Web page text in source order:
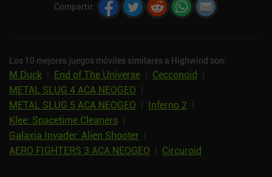
Compartir:
Los 10 mejores juegos móviles similares a Highwind son:
M.Duck End of The Universe Cecconoid
METAL SLUG 4 ACA NEOGEO
METAL SLUG 5 ACA NEOGEO
Inferno 2
Klee: Spacetime Cleaners
Galaxia Invader: Alien Shooter
AERO FIGHTERS 3 ACA NEOGEO
Circuroid